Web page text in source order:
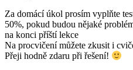
Za domácí úkol prosím vyplňte
50%, pokud budou nějaké
na konci příští lekce
Na procvičení můžete zkusit i
Přeji hodně zdaru při řešení!